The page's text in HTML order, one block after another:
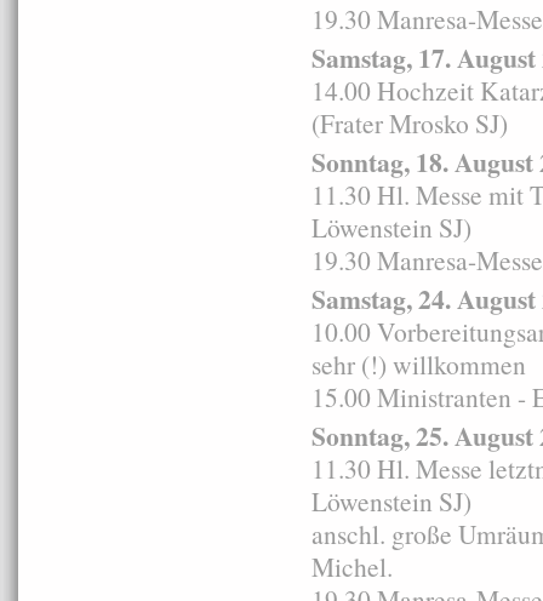
19.30 Manresa-
Samstag, 17. August
14.00 Hochzeit
(Frater Mrosko SJ)
Sonntag, 18. August
11.30 Hl. Messe mit
Löwenstein SJ)
19.30 Manresa-
Samstag, 24. August
10.00
sehr (!) willkommen
15.00 Ministranten -
Sonntag, 25. August
11.30 Hl. Messe
Löwenstein SJ)
anschl. große
Michel.